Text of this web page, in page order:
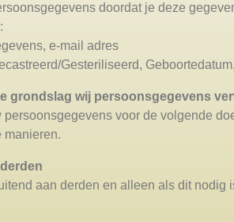
doordat je deze
e-mail adres
Gesteriliseerd,
grondslag wij persoonsgegevens
voor de volgende
manieren.
aan derden en alleen als dit